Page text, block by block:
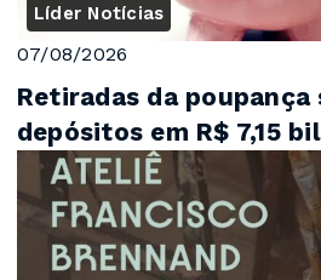
Líder Notícias
07/08/2026
Retiradas da poupança
depósitos em R$ 7,15